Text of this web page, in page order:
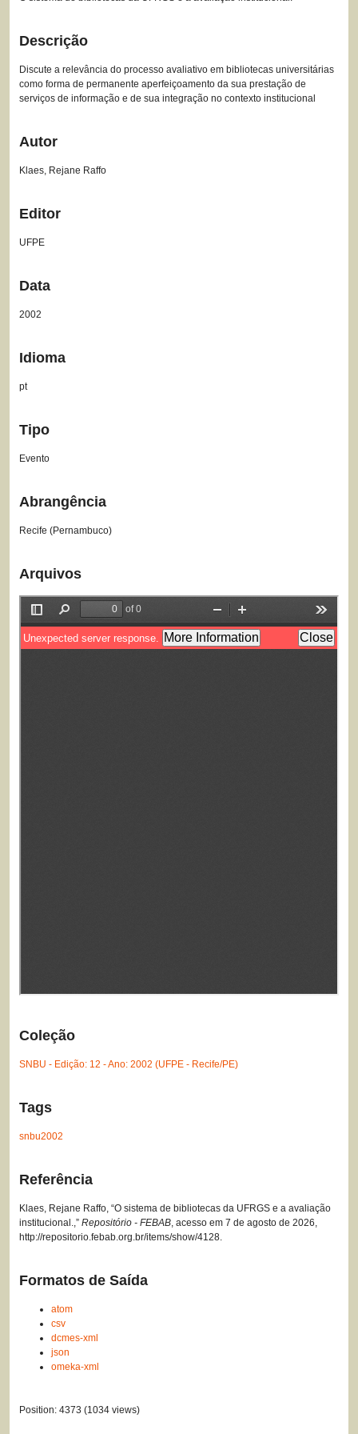
Descrição
Discute a relevância do processo avaliativo em bibliotecas universitárias
como forma de permanente aperfeiçoamento da sua prestação de
serviços de informação e de sua integração no contexto institucional
Autor
Klaes, Rejane Raffo
Editor
UFPE
Data
2002
Idioma
pt
Tipo
Evento
Abrangência
Recife (Pernambuco)
Arquivos
Coleção
SNBU - Edição: 12 - Ano: 2002 (UFPE - Recife/PE)
Tags
snbu2002
Referência
Klaes, Rejane Raffo, “O sistema de bibliotecas da UFRGS e a avaliação
institucional.,” Repositório - FEBAB, acesso em 7 de agosto de 2026,
http://repositorio.febab.org.br/items/show/4128.
Formatos de Saída
atom
csv
dcmes-xml
json
omeka-xml
Position: 4373 (1034 views)